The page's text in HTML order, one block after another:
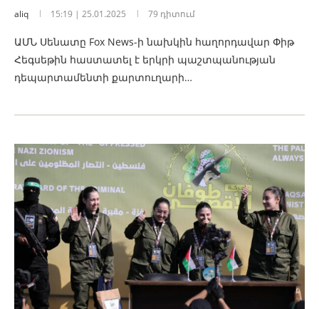
aliq 15:19 | 25.01.2025 79 դիտում
ԱՄՆ Սենատը Fox News-ի նախկին հաղորդավար Փիթ
Հեգսեթին հաստատել է երկրի պաշտպանության
դեպարտամենտի քարտուղարի…